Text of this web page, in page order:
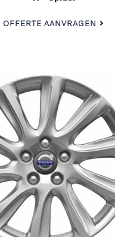
OFFERTE AANVRAGEN